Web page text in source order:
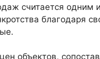
считается одним
благодаря
объектов,